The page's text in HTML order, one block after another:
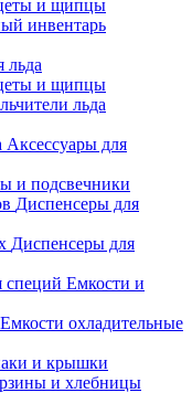
и щипцы
инвентарь
льда
и щипцы
льда
Аксессуары для
и подсвечники
Диспенсеры для
Диспенсеры для
Емкости и
Емкости охладительные
и крышки
и хлебницы